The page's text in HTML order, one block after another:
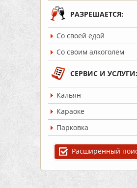
РАЗРЕШАЕТСЯ:
Со своей едой
Со своим алкоголем
СЕРВИС И УСЛУГИ:
Кальян
Караоке
Парковка
Расширенный